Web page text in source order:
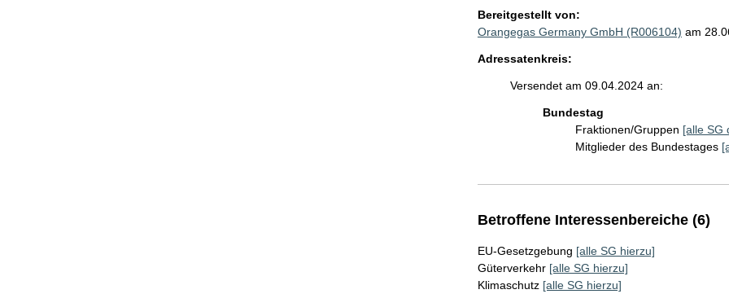
Bereitgestellt von:
Orangegas Germany GmbH (R006104) am
Adressatenkreis:
Versendet am 09.04.2024 an:
Bundestag
Fraktionen/Gruppen [alle SG
Mitglieder des Bundestages
Betroffene Interessenbereiche (6)
EU-Gesetzgebung [alle SG hierzu]
Güterverkehr [alle SG hierzu]
Klimaschutz [alle SG hierzu]